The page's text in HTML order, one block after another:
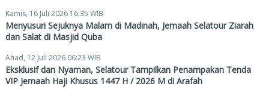
Kamis, 16 Juli 2026 16:35 WIB
Menyusuri Sejuknya Malam di Madinah, Jemaah Selatour Ziarah
dan Salat di Masjid Quba
Ahad, 12 Juli 2026 06:23 WIB
Eksklusif dan Nyaman, Selatour Tampilkan Penampakan Tenda
VIP Jemaah Haji Khusus 1447 H / 2026 M di Arafah